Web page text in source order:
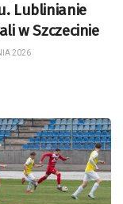
Lublinianie
w Szczecinie
2026